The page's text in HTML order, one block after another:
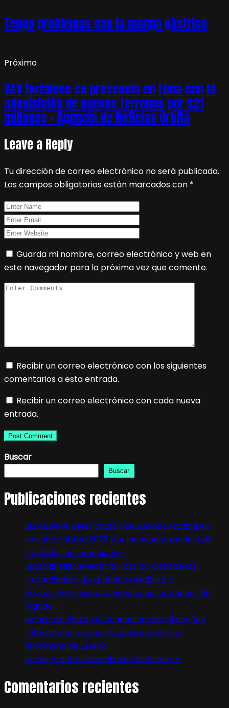
Tengo problemas con la manga gástrica
Próximo
V&V fortalece su presencia en Lima con la
adquisición de nuevos terrenos por $21
millones – Agencia de Noticias Órbita
Leave a Reply
Tu dirección de correo electrónico no será publicada.
Los campos obligatorios están marcados con *
Guarda mi nombre, correo electrónico y web en
este navegador para la próxima vez que comente.
Recibir un correo electrónico con los siguientes
comentarios a esta entrada.
Recibir un correo electrónico con cada nueva
entrada.
Buscar
Buscar
Publicaciones recientes
SIS obtiene certificación de Buena Práctica en
Gestión Pública 2026 por innovador modelo de
traslados aeromédicos –
¿Buscas rejuvenecer tu rostro? Conoce los
tratamientos que pueden ayudarte –
el virus silencioso que puede causar cáncer de
hígado –
incorporación de la vacuna contra el dengue
reforzará la respuesta sanitaria ante el
fenómeno de El Niño –
la mejor defensa contra el Alzheimer –
Comentarios recientes